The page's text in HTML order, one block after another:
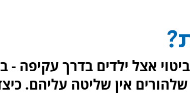
אצל ילדים בדרך עקיפה -
אין שליטה עליהם.